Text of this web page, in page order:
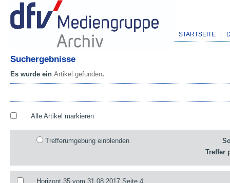
STARTSEITE
Suchergebnisse
Es wurde ein Artikel gefunden.
Alle Artikel markieren
Trefferumgebung einblenden
Treffer
Horizont 35 vom 31.08.2017 Seite 4